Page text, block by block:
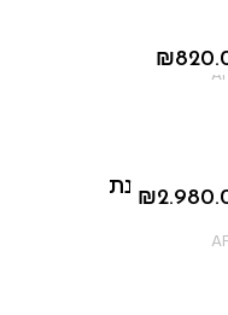
₪
AF
₪
בשכונת
AF